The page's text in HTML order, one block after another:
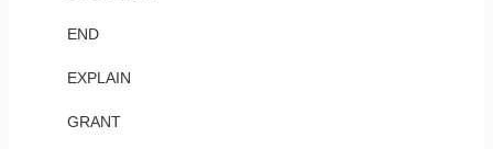
END
EXPLAIN
GRANT